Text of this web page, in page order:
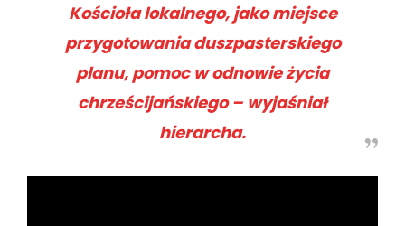
Kościoła lokalnego, jako miejsce
przygotowania duszpasterskiego
planu, pomoc w odnowie życia
chrześcijańskiego – wyjaśniał
hierarcha.